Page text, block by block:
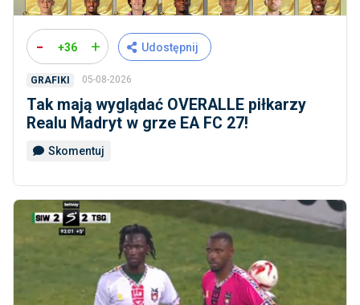
- +36 + Udostępnij
GRAFIKI 05-08-2026
Tak mają wyglądać OVERALLE piłkarzy
Realu Madryt w grze EA FC 27!
Skomentuj